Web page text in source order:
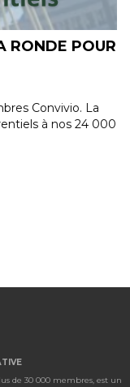
FAMILIALE
le 29 août,
de Saint-
de 30 000 membres, est un